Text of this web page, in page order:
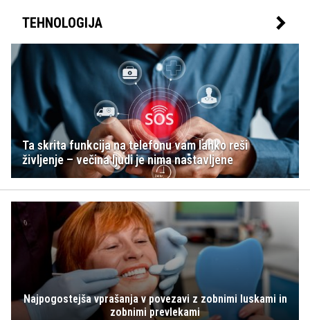
TEHNOLOGIJA
Ta skrita funkcija na telefonu vam lahko reši
življenje – večina ljudi je nima nastavljene
Najpogostejša vprašanja v povezavi z zobnimi luskami in
zobnimi prevlekami